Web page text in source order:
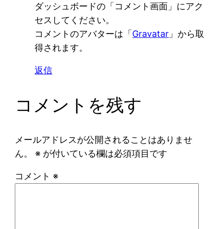
ダッシュボードの「コメント画面」にアク
セスしてください。
コメントのアバターは「Gravatar 」から取
得されます。
返信
コメントを残す
メールアドレスが公開されることはありませ
ん。
※ が付いている欄は必須項目です
コメント ※